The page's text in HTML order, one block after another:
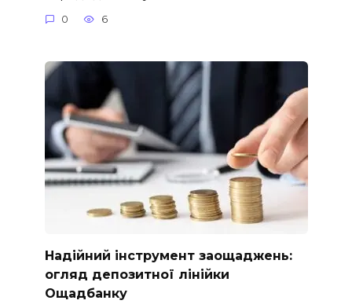
0 6
Надійний інструмент заощаджень:
огляд депозитної лінійки
Ощадбанку